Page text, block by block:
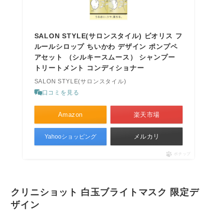
SALON STYLE(サロンスタイル) ビオリス フ
ルールシロップ ちいかわ デザイン ポンプペ
アセット （シルキースムース） シャンプー
トリートメント コンディショナー
SALON STYLE(サロンスタイル)
口コミを見る
Amazon 楽天市場
Yahooショッピング メルカリ
ポチップ
クリニショット 白玉ブライトマスク 限定デ
ザイン